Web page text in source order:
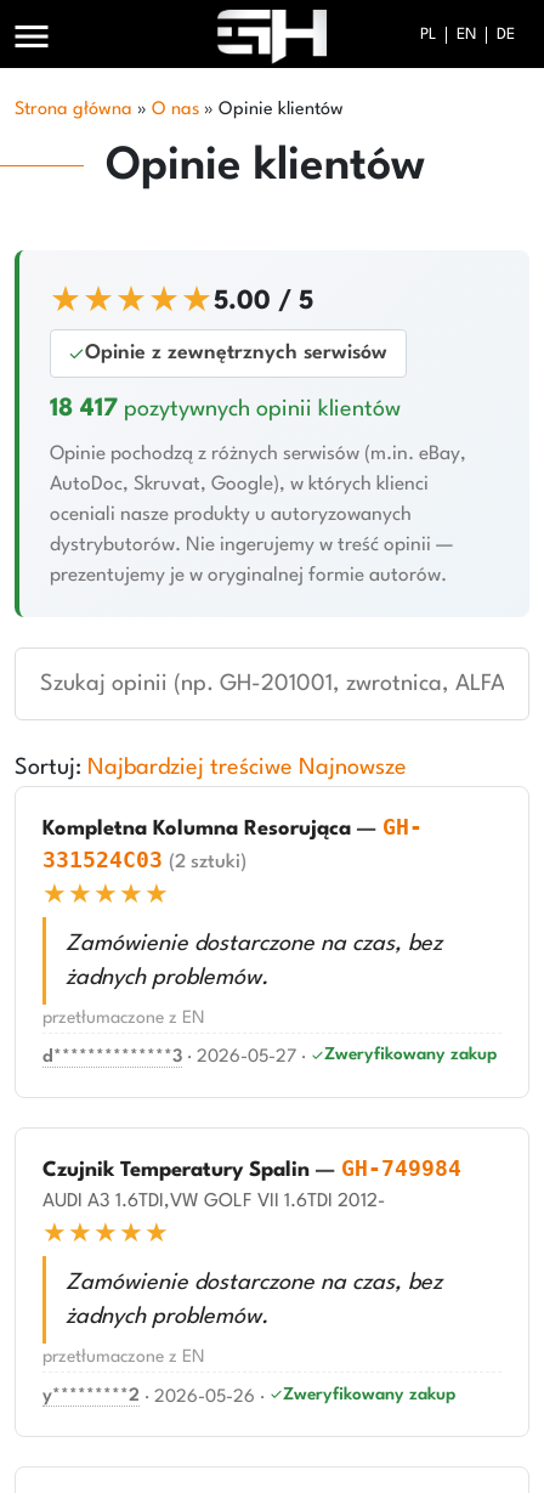
menu PL EN DE
Strona główna » O nas » Opinie klientów
Opinie klientów
★★★★★5.00 / 5
Opinie z zewnętrznych serwisów
18 417 pozytywnych opinii klientów
Opinie pochodzą z różnych serwisów (m.in. eBay,
AutoDoc, Skruvat, Google), w których klienci
oceniali nasze produkty u autoryzowanych
dystrybutorów. Nie ingerujemy w treść opinii —
prezentujemy je w oryginalnej formie autorów.
Sortuj: Najbardziej treściwe Najnowsze
Kompletna Kolumna Resorująca — GH-
331524C03 (2 sztuki)
★★★★★
Zamówienie dostarczone na czas, bez
żadnych problemów.
przetłumaczone z EN
d**************3 · 2026-05-27 · Zweryfikowany zakup
Czujnik Temperatury Spalin — GH-749984
AUDI A3 1.6TDI,VW GOLF VII 1.6TDI 2012-
★★★★★
Zamówienie dostarczone na czas, bez
żadnych problemów.
przetłumaczone z EN
y*********2 · 2026-05-26 · Zweryfikowany zakup